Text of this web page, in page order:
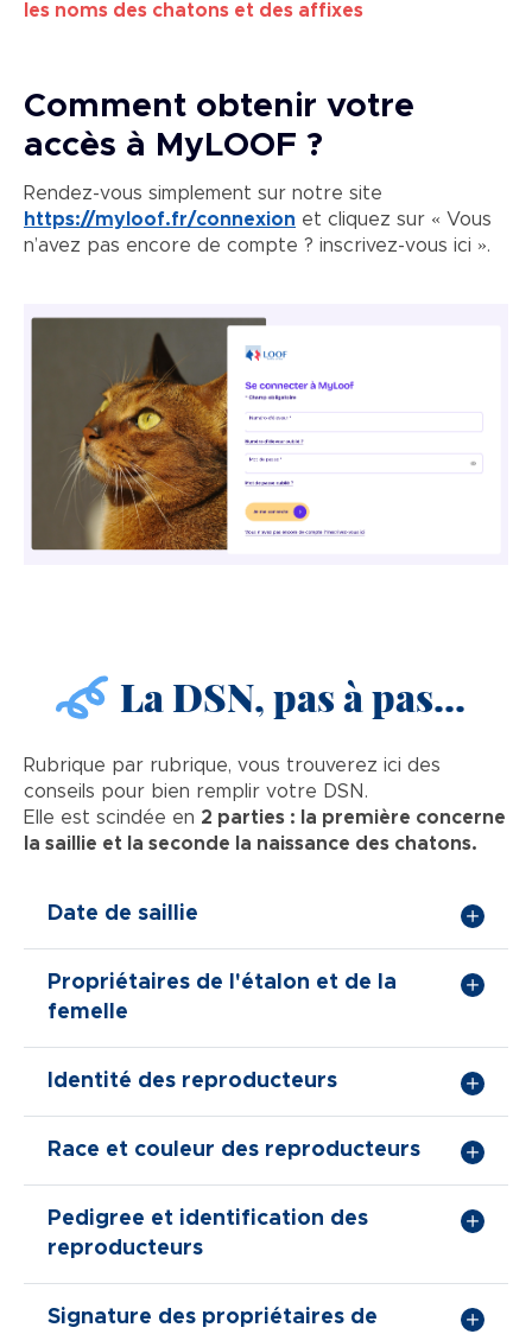
les noms des chatons et des affixes
Comment obtenir votre
accès à MyLOOF ?
Rendez-vous simplement sur notre site
https://myloof.fr/connexion et cliquez sur « Vous
n’avez pas encore de compte ? inscrivez-vous ici ».
La DSN, pas à pas...
Rubrique par rubrique, vous trouverez ici des
conseils pour bien remplir votre DSN.
Elle est scindée en 2 parties : la première concerne
la saillie et la seconde la naissance des chatons.
Date de saillie
Propriétaires de l'étalon et de la
femelle
Identité des reproducteurs
Race et couleur des reproducteurs
Pedigree et identification des
reproducteurs
Signature des propriétaires de